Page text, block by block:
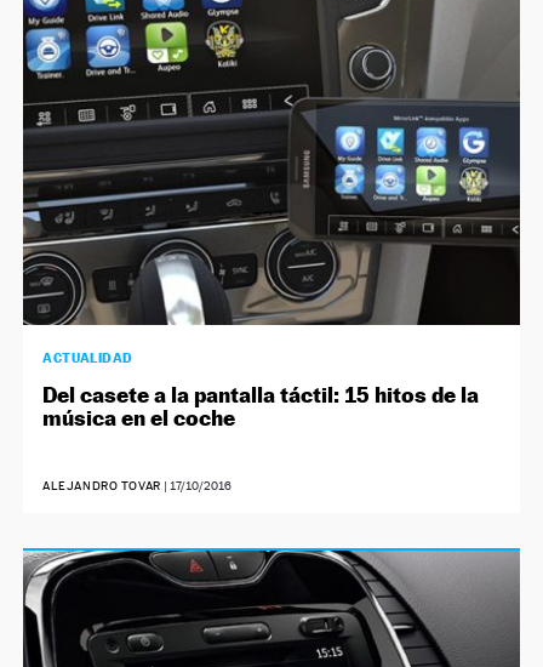
ACTUALIDAD
Del casete a la pantalla táctil: 15 hitos de la
música en el coche
ALEJANDRO TOVAR | 17/10/2016